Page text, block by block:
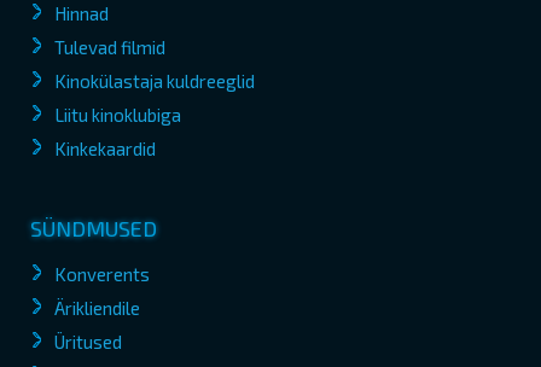
Hinnad
Tulevad filmid
Kinokülastaja kuldreeglid
Liitu kinoklubiga
Kinkekaardid
SÜNDMUSED
Konverents
Ärikliendile
Üritused